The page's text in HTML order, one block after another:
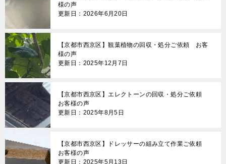
様の声
更新日：2026年6月20日
【京都市西京区】観葉植物の回収・処分ご依頼 お客
様の声
更新日：2025年12月7日
【京都市西京区】エレクトーンの回収・処分ご依頼
お客様の声
更新日：2025年8月5日
【京都市西京区】ドレッサーの組み立て作業ご依頼
お客様の声
更新日：2025年5月13日